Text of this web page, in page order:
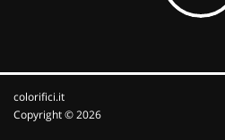
colorifici.it
Copyright © 2026